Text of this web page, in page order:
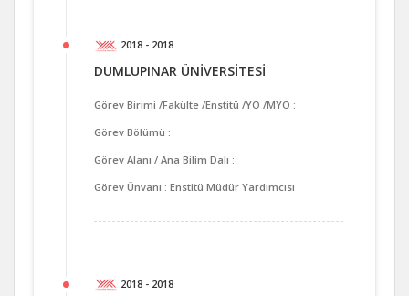
2018 - 2018
DUMLUPINAR ÜNİVERSİTESİ
Görev Birimi /Fakülte /Enstitü /YO /MYO :
Görev Bölümü :
Görev Alanı / Ana Bilim Dalı :
Görev Ünvanı : Enstitü Müdür Yardımcısı
2018 - 2018